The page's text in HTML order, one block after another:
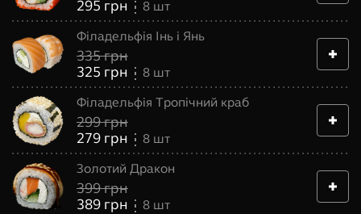
295 грн 8 шт
Філадельфія Інь і Янь
335грн
325 грн 8 шт
Філадельфія Тропічний краб
299грн
279 грн 8 шт
Золотий Дракон
399грн
389 грн 8 шт